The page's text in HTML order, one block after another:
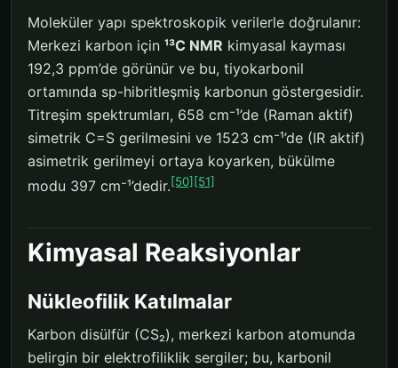
Moleküler yapı spektroskopik verilerle doğrulanır:
Merkezi karbon için ¹³C NMR kimyasal kayması
192,3 ppm’de görünür ve bu, tiyokarbonil
ortamında sp-hibritleşmiş karbonun göstergesidir.
Titreşim spektrumları, 658 cm⁻¹’de (Raman aktif)
simetrik C=S gerilmesini ve 1523 cm⁻¹’de (IR aktif)
asimetrik gerilmeyi ortaya koyarken, bükülme
modu 397 cm⁻¹’dedir.[50] [51]
Kimyasal Reaksiyonlar
Nükleofilik Katılmalar
Karbon disülfür (CS₂), merkezi karbon atomunda
belirgin bir elektrofiliklik sergiler; bu, karbonil